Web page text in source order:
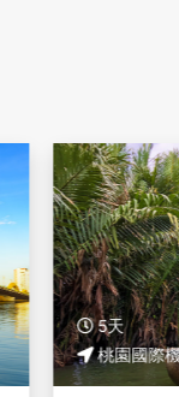
5天
桃園國際